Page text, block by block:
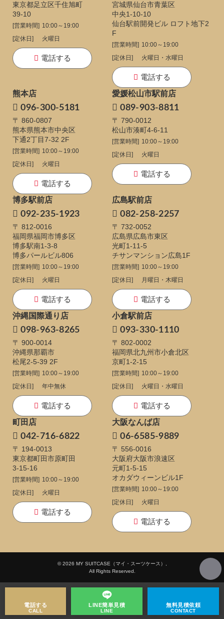
東京都足立区千住旭町
39-10
[営業時間] 10:00～19:00
[定休日]
火曜日
電話する
宮城県仙台市青葉区
中央1-10-10
仙台駅前開発ビル ロフト地下2
F
[営業時間] 10:00～19:00
[定休日]
火曜日・水曜日
電話する
熊本店
096-300-5181
〒 860-0807
熊本県熊本市中央区
下通2丁目7-32 2F
[営業時間] 10:00～19:00
[定休日]
火曜日
電話する
愛媛松山市駅前店
089-903-8811
〒 790-0012
松山市湊町4-6-11
[営業時間] 10:00～19:00
[定休日]
火曜日
電話する
博多駅前店
092-235-1923
〒 812-0016
福岡県福岡市博多区
博多駅南1-3-8
博多パールビル806
[営業時間] 10:00～19:00
[定休日]
火曜日
電話する
広島駅前店
082-258-2257
〒 732-0052
広島県広島市東区
光町1-11-5
チサンマンション広島1F
[営業時間] 10:00～19:00
[定休日]
月曜日・木曜日
電話する
沖縄国際通り店
098-963-8265
〒 900-0014
沖縄県那覇市
松尾2-5-39 2F
[営業時間] 10:00～19:00
[定休日]
年中無休
電話する
小倉駅前店
093-330-1110
〒 802-0002
福岡県北九州市小倉北区
京町1-2-15
[営業時間] 10:00～19:00
[定休日]
火曜日・水曜日
電話する
町田店
042-716-6822
〒 194-0013
東京都町田市原町田
3-15-16
[営業時間] 10:00～19:00
[定休日]
火曜日
電話する
大阪なんば店
06-6585-9889
〒 556-0016
大阪府大阪市浪速区
元町1-5-15
オカダウィーンビル1F
[営業時間] 10:00～19:00
[定休日]
火曜日
電話する
電話する
CALL
LINE簡単見積
LINE
無料見積依頼
CONTACT
© 2026 MY SUITCASE（マイ・スーツケース）,
All Rights Reserved.